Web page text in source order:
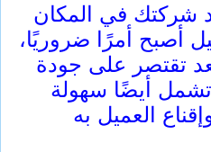
شركتك في المكان
أصبح أمرًا ضروريًا،
تقتصر على جودة
أيضًا سهولة